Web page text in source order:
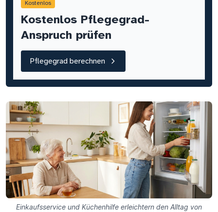
Kostenlos
Kostenlos Pflegegrad-
Anspruch prüfen
Pflegegrad berechnen
Einkaufsservice und Küchenhilfe erleichtern den Alltag von